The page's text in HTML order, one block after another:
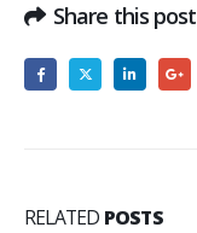
Share this post
RELATED POSTS